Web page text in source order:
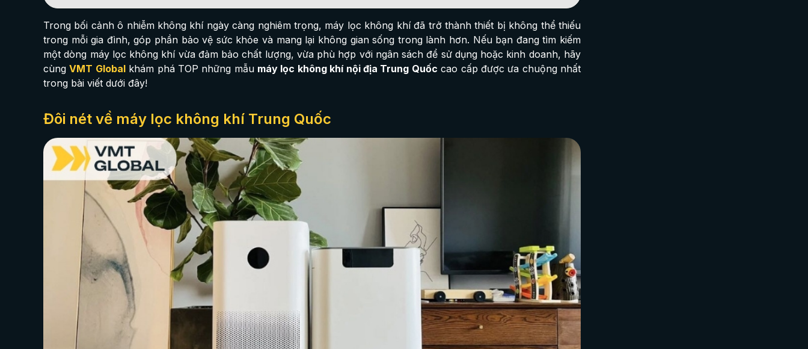
Trong bối cảnh ô nhiễm không khí ngày càng nghiêm trọng, máy lọc không khí đã trở thành thiết bị không thể thiếu
trong mỗi gia đình, góp phần bảo vệ sức khỏe và mang lại không gian sống trong lành hơn. Nếu bạn đang tìm kiếm
một dòng máy lọc không khí vừa đảm bảo chất lượng, vừa phù hợp với ngân sách để sử dụng hoặc kinh doanh, hãy
cùngVMT Globalkhám phá TOP những mẫu máy lọc không khí nội địa Trung Quốc cao cấp được ưa chuộng nhất
trong bài viết dưới đây!
Đôi nét về máy lọc không khí Trung Quốc